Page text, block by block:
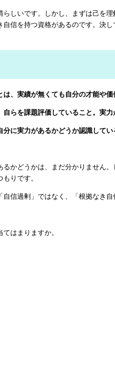
らしいです。しかし、まずは己を
自信を持つ資格があるのです。決
は、実績が無くても自分の才能や価
自らを課題評価していること。実
分に実力があるかどうか認識して
るかどうかは、まだ分かりません
りです。
自信過剰」ではなく、「根拠なき自
はまりますか。